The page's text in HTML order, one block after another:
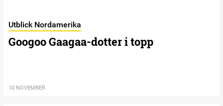
Utblick Nordamerika
Googoo Gaagaa-dotter i topp
10 NOVEMBER